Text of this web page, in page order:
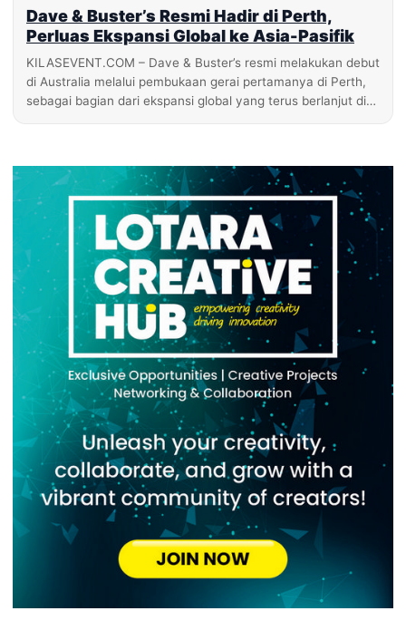
Dave & Buster’s Resmi Hadir di Perth,
Perluas Ekspansi Global ke Asia-Pasifik
KILASEVENT.COM – Dave & Buster’s resmi melakukan debut
di Australia melalui pembukaan gerai pertamanya di Perth,
sebagai bagian dari ekspansi global yang terus berlanjut di…